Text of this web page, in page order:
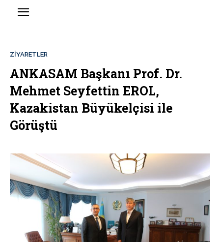
ZIYARETLER
ANKASAM Başkanı Prof. Dr.
Mehmet Seyfettin EROL,
Kazakistan Büyükelçisi ile
Görüştü